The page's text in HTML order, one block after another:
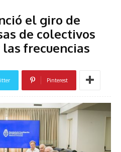
el giro de
de colectivos
frecuencias
Pinterest